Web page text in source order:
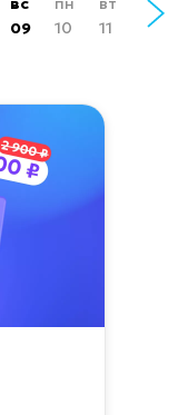
09
10
11
12